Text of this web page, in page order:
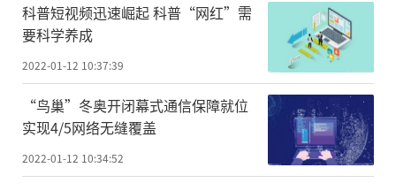
科普短视频迅速崛起 科普“网红”需
要科学养成
2022-01-12 10:37:39
“鸟巢”冬奥开闭幕式通信保障就位
实现4/5网络无缝覆盖
2022-01-12 10:34:52